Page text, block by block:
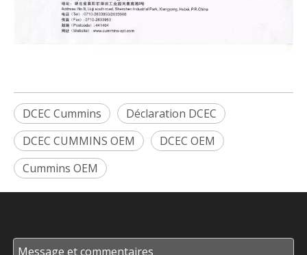
DCEC Cummins
Déclaration DCEC
DCEC CUMMINS OEM
DCEC OEM
Cummins OEM